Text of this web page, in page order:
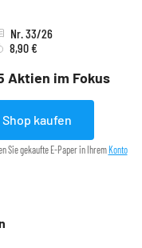
Aktien im Fokus
Nr. 33/26
8,90 €
Shop kaufen
Sie gekaufte E-Paper in Ihrem Konto